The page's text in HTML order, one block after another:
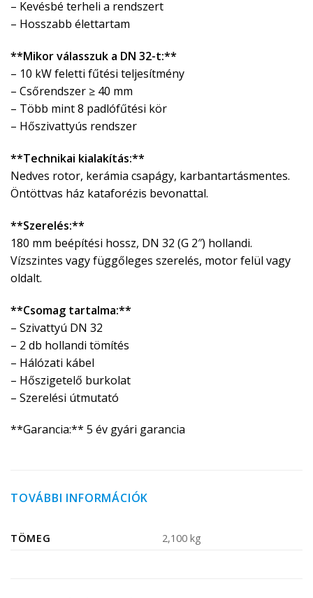
– Kevésbé terheli a rendszert
– Hosszabb élettartam
**Mikor válasszuk a DN 32-t:**
– 10 kW feletti fűtési teljesítmény
– Csőrendszer ≥ 40 mm
– Több mint 8 padlófűtési kör
– Hőszivattyús rendszer
**Technikai kialakítás:**
Nedves rotor, kerámia csapágy, karbantartásmentes.
Öntöttvas ház kataforézis bevonattal.
**Szerelés:**
180 mm beépítési hossz, DN 32 (G 2″) hollandi.
Vízszintes vagy függőleges szerelés, motor felül vagy
oldalt.
**Csomag tartalma:**
– Szivattyú DN 32
– 2 db hollandi tömítés
– Hálózati kábel
– Hőszigetelő burkolat
– Szerelési útmutató
**Garancia:** 5 év gyári garancia
TOVÁBBI INFORMÁCIÓK
TÖMEG 2,100 kg